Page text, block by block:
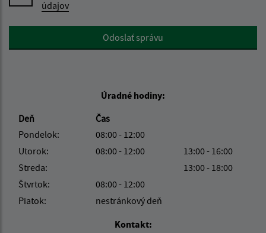
údajov
Google reCaptcha ResponseOdoslať správu
Úradné hodiny:
Deň
Čas
Pondelok:
08:00 - 12:00
Utorok:
08:00 - 12:00
13:00 - 16:00
Streda:
13:00 - 18:00
Štvrtok:
08:00 - 12:00
Piatok:
nestránkový deň
Kontakt: